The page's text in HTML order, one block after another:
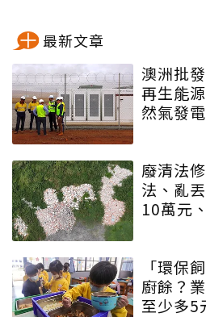
最新文章
澳洲批
再生能
然氣發
廢清法
法、亂
10萬元
「環保
廚餘？
至少多5